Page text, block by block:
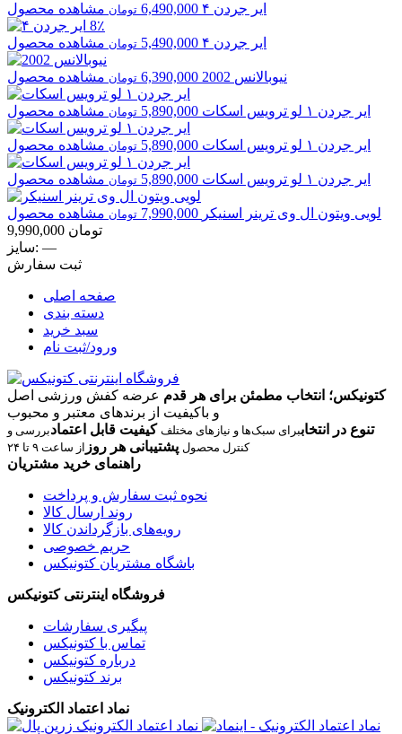
ایر جردن ۴ 6,490,000 تومان مشاهده محصول
8٪
ایر جردن ۴ 5,490,000 تومان مشاهده محصول
نیوبالانس 2002
6,390,000 تومان مشاهده محصول
ایر جردن ۱ لو ترویس اسکات 5,890,000 تومان مشاهده محصول
ایر جردن ۱ لو ترویس اسکات 5,890,000 تومان مشاهده محصول
ایر جردن ۱ لو ترویس اسکات 5,890,000 تومان مشاهده محصول
لویی ویتون ال وی ترینر اسنیکر 7,990,000 تومان مشاهده محصول
9,990,000 تومان
سایز: —
ثبت سفارش
صفحه اصلی
دسته بندی
سبد خرید
ورود/ثبت نام
کتونیکس؛ انتخاب مطمئن برای هر قدم عرضه کفش ورزشی اصل
و باکیفیت از برندهای معتبر و محبوب
تنوع در انتخاببرای سبک‌ها و نیازهای مختلف کیفیت قابل اعتمادبررسی و
کنترل محصول پشتیبانی هر روز از ساعت ۹ تا ۲۴
راهنمای خرید مشتریان
نحوه ثبت سفارش و پرداخت
روند ارسال کالا
رویه‌های بازگرداندن کالا
حریم خصوصی
باشگاه مشتریان کتونیکس
فروشگاه اینترنتی کتونیکس
پیگیری سفارشات
تماس با کتونیکس
درباره کتونیکس
برند کتونیکس
نماد اعتماد الکترونیک